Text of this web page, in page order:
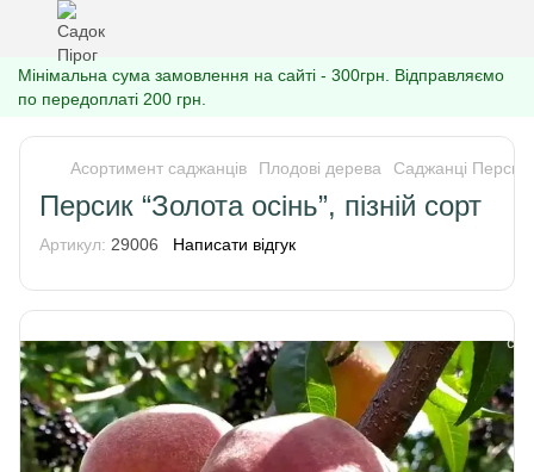
Мінімальна сума замовлення на сайті - 300грн. Відправляємо
по передоплаті 200 грн.
Асортимент саджанців Плодові дерева Саджанці
Персик “Золота осінь”, пізній сорт
Артикул: 29006 Написати відгук